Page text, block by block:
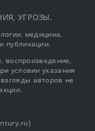
УГРОЗЫ.
медицина,
публикации.
воспроизведение,
условии указания
авторов не